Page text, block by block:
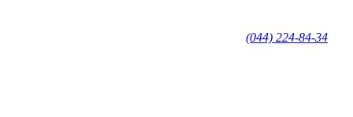
(044) 224-84-34